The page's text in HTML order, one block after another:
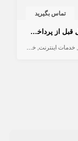
تماس بگیرید
پنل پیامکی دائمی فول امکانات | تحویل پنل قبل از پرداخت هزینه
خدمات اینترنت خدمات